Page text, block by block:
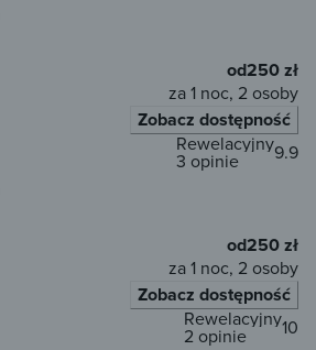
od250 zł
za 1 noc, 2 osoby
Zobacz dostępność
9.9
Rewelacyjny
3 opinie
od250 zł
za 1 noc, 2 osoby
Zobacz dostępność
10
Rewelacyjny
2 opinie